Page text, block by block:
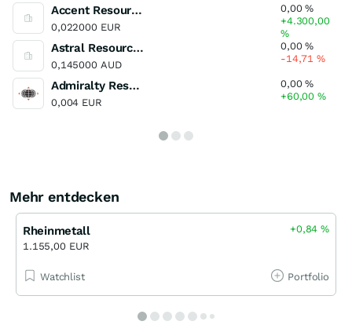
Accent Resources
0,022000 EUR
0,00%
+4.300,00
%
Astral Resources
0,145000 AUD
0,00%
-14,71%
Admiralty Resources
0,004 EUR
0,00%
+60,00%
Mehr entdecken
Rheinmetall
1.155,00 EUR
+0,84%
Watchlist Portfolio